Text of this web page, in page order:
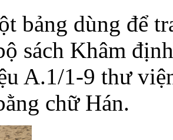
bảng dùng để
sách Khâm
A.1/1-9 thư
chữ Hán.